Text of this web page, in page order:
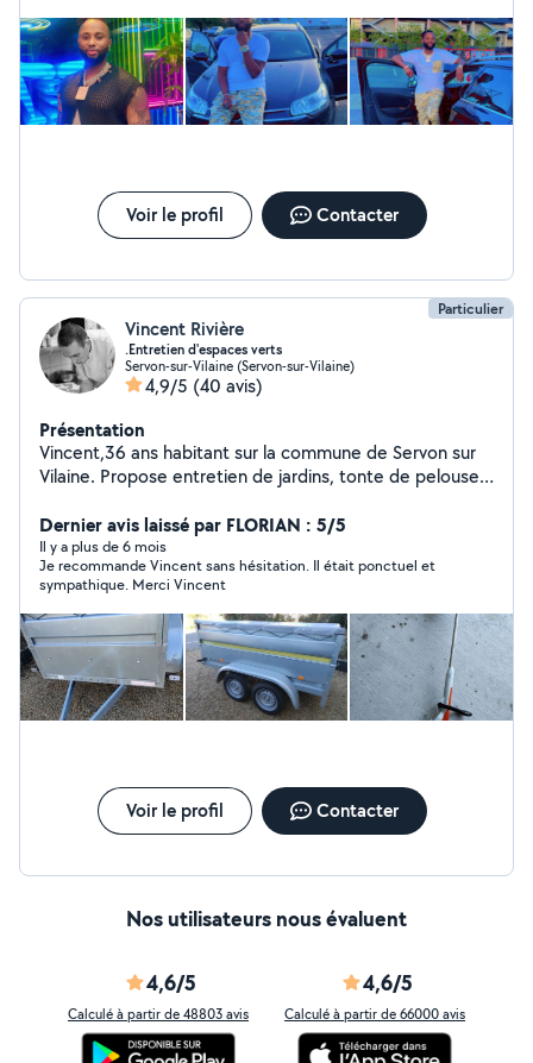
Voir le profil Contacter
Particulier
Vincent Rivière
.Entretien d'espaces verts
Servon-sur-Vilaine (Servon-sur-Vilaine)
4,9/5 (40 avis)
Présentation
Vincent,36 ans habitant sur la commune de Servon sur
Vilaine. Propose entretien de jardins, tonte de pelouses
verts. Je peux aussi enlever tout types de déchets en
déchetterie. Contactez moi au Zéro six Quarante deux
Dix Trente huit Quatre vingt
Dernier avis laissé par FLORIAN : 5/5
Il y a plus de 6 mois
Je recommande Vincent sans hésitation. Il était ponctuel et
sympathique. Merci Vincent
Voir le profil Contacter
Nos utilisateurs nous évaluent
4,6/5
Calculé à partir de 48803 avis
4,6/5
Calculé à partir de 66000 avis